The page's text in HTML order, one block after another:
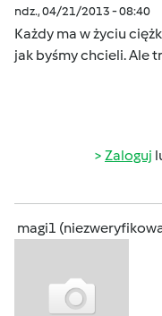
ndz., 04/21/2013 - 08:40
Każdy ma w życiu
jak byśmy chcieli. Ale
Zaloguj
magi1